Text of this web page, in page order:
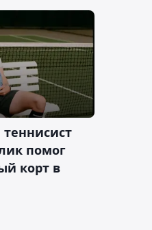
теннисист
помог
корт в